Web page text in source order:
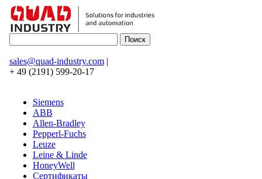
sales@quad-industry.com|
+ 49 (2191) 599-20-17
Siemens
ABB
Allen-Bradley
Pepperl-Fuchs
Leuze
Leine & Linde
HoneyWell
Сертификаты